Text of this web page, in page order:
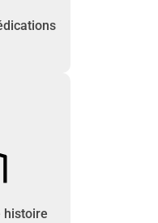
histoire